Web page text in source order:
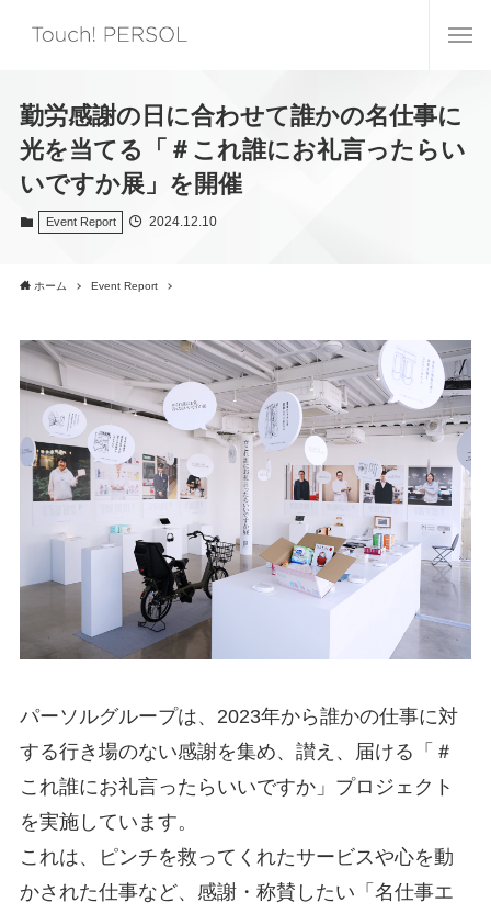
勤労感謝の日に合わせて誰かの名仕事に
光を当てる「＃これ誰にお礼言ったらい
いですか展」を開催
Event Report 2024.12.10
ホーム Event Report
パーソルグループは、2023年から誰かの仕事に対
する行き場のない感謝を集め、讃え、届ける「＃
これ誰にお礼言ったらいいですか」プロジェクト
を実施しています。
これは、ピンチを救ってくれたサービスや心を動
かされた仕事など、感謝・称賛したい「名仕事エ